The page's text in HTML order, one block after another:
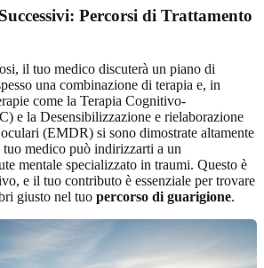
Percorsi di Trattamento
il tuo medico discuterà un piano di
una combinazione di terapia e, in
come la Terapia Cognitivo-
e la Desensibilizzazione e rielaborazione
(EMDR) si sono dimostrate altamente
medico può indirizzarti a un
mentale specializzato in traumi. Questo è
e il tuo contributo è essenziale per trovare
giusto nel tuo percorso di guarigione.